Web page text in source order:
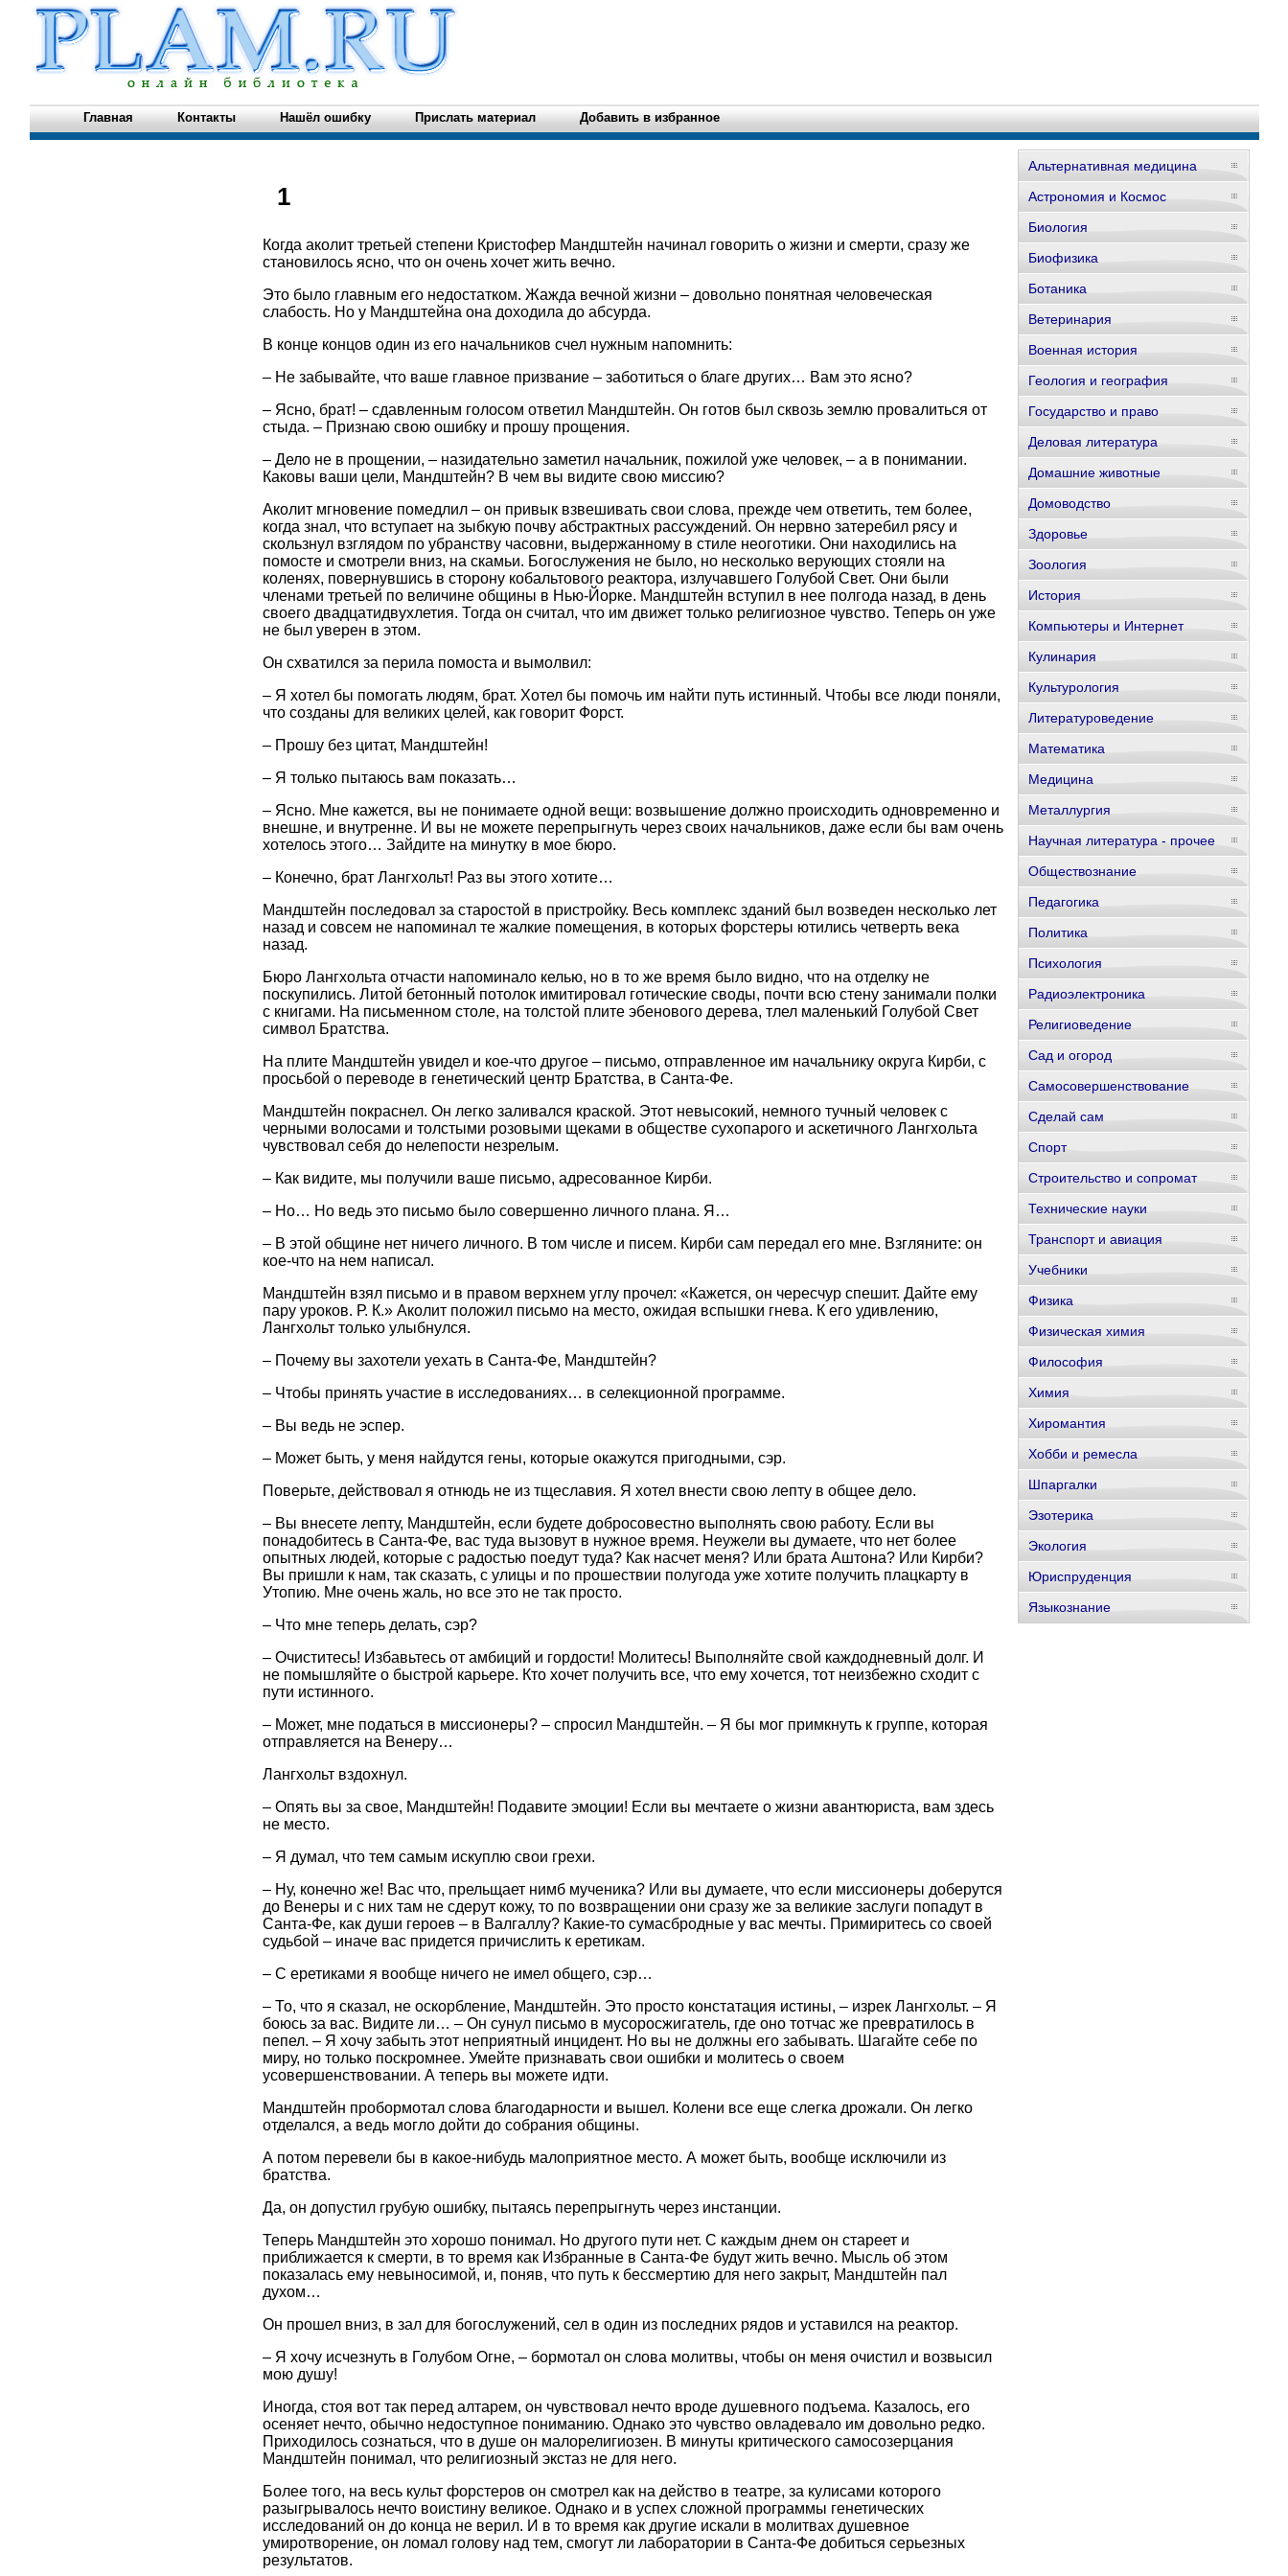
Главная Контакты Нашёл ошибку Прислать материал Добавить в избранное
1
Когда аколит третьей степени Кристофер Мандштейн начинал говорить о жизни и смерти, сразу же
становилось ясно, что он очень хочет жить вечно.
Это было главным его недостатком. Жажда вечной жизни – довольно понятная человеческая
слабость. Но у Мандштейна она доходила до абсурда.
В конце концов один из его начальников счел нужным напомнить:
– Не забывайте, что ваше главное призвание – заботиться о благе других… Вам это ясно?
– Ясно, брат! – сдавленным голосом ответил Мандштейн. Он готов был сквозь землю провалиться от
стыда. – Признаю свою ошибку и прошу прощения.
– Дело не в прощении, – назидательно заметил начальник, пожилой уже человек, – а в понимании.
Каковы ваши цели, Мандштейн? В чем вы видите свою миссию?
Аколит мгновение помедлил – он привык взвешивать свои слова, прежде чем ответить, тем более,
когда знал, что вступает на зыбкую почву абстрактных рассуждений. Он нервно затеребил рясу и
скользнул взглядом по убранству часовни, выдержанному в стиле неоготики. Они находились на
помосте и смотрели вниз, на скамьи. Богослужения не было, но несколько верующих стояли на
коленях, повернувшись в сторону кобальтового реактора, излучавшего Голубой Свет. Они были
членами третьей по величине общины в Нью-Йорке. Мандштейн вступил в нее полгода назад, в день
своего двадцатидвухлетия. Тогда он считал, что им движет только религиозное чувство. Теперь он уже
не был уверен в этом.
Он схватился за перила помоста и вымолвил:
– Я хотел бы помогать людям, брат. Хотел бы помочь им найти путь истинный. Чтобы все люди поняли,
что созданы для великих целей, как говорит Форст.
– Прошу без цитат, Мандштейн!
– Я только пытаюсь вам показать…
– Ясно. Мне кажется, вы не понимаете одной вещи: возвышение должно происходить одновременно и
внешне, и внутренне. И вы не можете перепрыгнуть через своих начальников, даже если бы вам очень
хотелось этого… Зайдите на минутку в мое бюро.
– Конечно, брат Лангхольт! Раз вы этого хотите…
Мандштейн последовал за старостой в пристройку. Весь комплекс зданий был возведен несколько лет
назад и совсем не напоминал те жалкие помещения, в которых форстеры ютились четверть века
назад.
Бюро Лангхольта отчасти напоминало келью, но в то же время было видно, что на отделку не
поскупились. Литой бетонный потолок имитировал готические своды, почти всю стену занимали полки
с книгами. На письменном столе, на толстой плите эбенового дерева, тлел маленький Голубой Свет
символ Братства.
На плите Мандштейн увидел и кое-что другое – письмо, отправленное им начальнику округа Кирби, с
просьбой о переводе в генетический центр Братства, в Санта-Фе.
Мандштейн покраснел. Он легко заливался краской. Этот невысокий, немного тучный человек с
черными волосами и толстыми розовыми щеками в обществе сухопарого и аскетичного Лангхольта
чувствовал себя до нелепости незрелым.
– Как видите, мы получили ваше письмо, адресованное Кирби.
– Но… Но ведь это письмо было совершенно личного плана. Я…
– В этой общине нет ничего личного. В том числе и писем. Кирби сам передал его мне. Взгляните: он
кое-что на нем написал.
Мандштейн взял письмо и в правом верхнем углу прочел: «Кажется, он чересчур спешит. Дайте ему
пару уроков. Р. К.» Аколит положил письмо на место, ожидая вспышки гнева. К его удивлению,
Лангхольт только улыбнулся.
– Почему вы захотели уехать в Санта-Фе, Мандштейн?
– Чтобы принять участие в исследованиях… в селекционной программе.
– Вы ведь не эспер.
– Может быть, у меня найдутся гены, которые окажутся пригодными, сэр.
Поверьте, действовал я отнюдь не из тщеславия. Я хотел внести свою лепту в общее дело.
– Вы внесете лепту, Мандштейн, если будете добросовестно выполнять свою работу. Если вы
понадобитесь в Санта-Фе, вас туда вызовут в нужное время. Неужели вы думаете, что нет более
опытных людей, которые с радостью поедут туда? Как насчет меня? Или брата Аштона? Или Кирби?
Вы пришли к нам, так сказать, с улицы и по прошествии полугода уже хотите получить плацкарту в
Утопию. Мне очень жаль, но все это не так просто.
– Что мне теперь делать, сэр?
– Очиститесь! Избавьтесь от амбиций и гордости! Молитесь! Выполняйте свой каждодневный долг. И
не помышляйте о быстрой карьере. Кто хочет получить все, что ему хочется, тот неизбежно сходит с
пути истинного.
– Может, мне податься в миссионеры? – спросил Мандштейн. – Я бы мог примкнуть к группе, которая
отправляется на Венеру…
Лангхольт вздохнул.
– Опять вы за свое, Мандштейн! Подавите эмоции! Если вы мечтаете о жизни авантюриста, вам здесь
не место.
– Я думал, что тем самым искуплю свои грехи.
– Ну, конечно же! Вас что, прельщает нимб мученика? Или вы думаете, что если миссионеры доберутся
до Венеры и с них там не сдерут кожу, то по возвращении они сразу же за великие заслуги попадут в
Санта-Фе, как души героев – в Валгаллу? Какие-то сумасбродные у вас мечты. Примиритесь со своей
судьбой – иначе вас придется причислить к еретикам.
– С еретиками я вообще ничего не имел общего, сэр…
– То, что я сказал, не оскорбление, Мандштейн. Это просто констатация истины, – изрек Лангхольт. – Я
боюсь за вас. Видите ли… – Он сунул письмо в мусоросжигатель, где оно тотчас же превратилось в
пепел. – Я хочу забыть этот неприятный инцидент. Но вы не должны его забывать. Шагайте себе по
миру, но только поскромнее. Умейте признавать свои ошибки и молитесь о своем
усовершенствовании. А теперь вы можете идти.
Мандштейн пробормотал слова благодарности и вышел. Колени все еще слегка дрожали. Он легко
отделался, а ведь могло дойти до собрания общины.
А потом перевели бы в какое-нибудь малоприятное место. А может быть, вообще исключили из
братства.
Да, он допустил грубую ошибку, пытаясь перепрыгнуть через инстанции.
Теперь Мандштейн это хорошо понимал. Но другого пути нет. С каждым днем он стареет и
приближается к смерти, в то время как Избранные в Санта-Фе будут жить вечно. Мысль об этом
показалась ему невыносимой, и, поняв, что путь к бессмертию для него закрыт, Мандштейн пал
духом…
Он прошел вниз, в зал для богослужений, сел в один из последних рядов и уставился на реактор.
– Я хочу исчезнуть в Голубом Огне, – бормотал он слова молитвы, чтобы он меня очистил и возвысил
мою душу!
Иногда, стоя вот так перед алтарем, он чувствовал нечто вроде душевного подъема. Казалось, его
осеняет нечто, обычно недоступное пониманию. Однако это чувство овладевало им довольно редко.
Приходилось сознаться, что в душе он малорелигиозен. В минуты критического самосозерцания
Мандштейн понимал, что религиозный экстаз не для него.
Более того, на весь культ форстеров он смотрел как на действо в театре, за кулисами которого
разыгрывалось нечто воистину великое. Однако и в успех сложной программы генетических
исследований он до конца не верил. И в то время как другие искали в молитвах душевное
умиротворение, он ломал голову над тем, смогут ли лаборатории в Санта-Фе добиться серьезных
результатов.
Альтернативная медицина
Астрономия и Космос
Биология
Биофизика
Ботаника
Ветеринария
Военная история
Геология и география
Государство и право
Деловая литература
Домашние животные
Домоводство
Здоровье
Зоология
История
Компьютеры и Интернет
Кулинария
Культурология
Литературоведение
Математика
Медицина
Металлургия
Научная литература - прочее
Обществознание
Педагогика
Политика
Психология
Радиоэлектроника
Религиоведение
Сад и огород
Самосовершенствование
Сделай сам
Спорт
Строительство и сопромат
Технические науки
Транспорт и авиация
Учебники
Физика
Физическая химия
Философия
Химия
Хиромантия
Хобби и ремесла
Шпаргалки
Эзотерика
Экология
Юриспруденция
Языкознание